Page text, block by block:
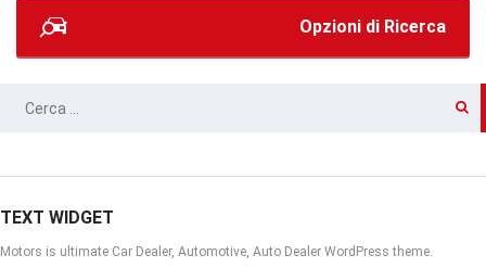
Opzioni di Ricerca
RICERCA
TEXT WIDGET
Motors is ultimate Car Dealer, Automotive, Auto Dealer WordPress theme.